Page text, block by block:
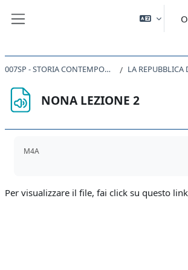
007SP - STORIA CONTEMPORANEA 2019
NONA LEZIONE 2
M4A
Per visualizzare il file, fai click su questo